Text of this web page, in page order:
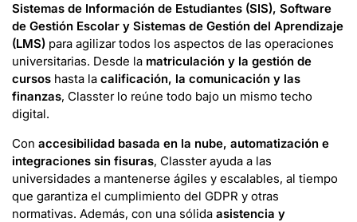
Sistemas de Información de Estudiantes (SIS), Software
de Gestión Escolar y Sistemas de Gestión del Aprendizaje
(LMS) para agilizar todos los aspectos de las operaciones
universitarias. Desde la matriculación y la gestión de
cursos hasta la calificación, la comunicación y las
finanzas, Classter lo reúne todo bajo un mismo techo
digital.
Con accesibilidad basada en la nube, automatización e
integraciones sin fisuras, Classter ayuda a las
universidades a mantenerse ágiles y escalables, al tiempo
que garantiza el cumplimiento del GDPR y otras
normativas. Además, con una sólida asistencia y